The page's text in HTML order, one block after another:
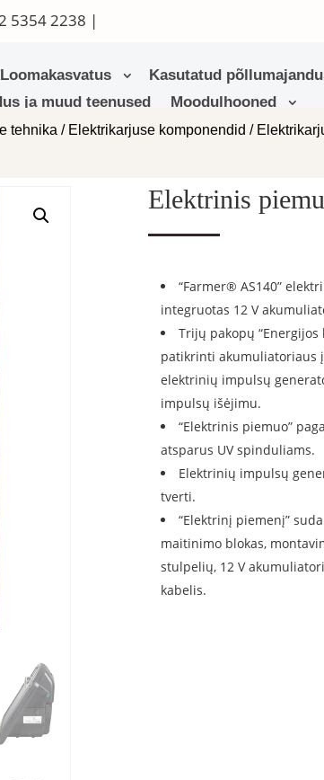
5354 2238 |
Loomakasvatus
Kasutatud
ja muud teenused
Moodulhooned
tehnika / Elektrikarjuse komponendid /
Elektrinis
“Farmer® AS140”
integruotas 12 V
Trijų pakopų “Energijos
patikrinti akumuliatoriaus
elektrinių impulsų
impulsų išėjimu.
“Elektrinis piemuo”
atsparus UV spinduliams.
Elektrinių impulsų
tverti.
“Elektrinį piemenį”
maitinimo blokas,
stulpelių, 12 V
kabelis.